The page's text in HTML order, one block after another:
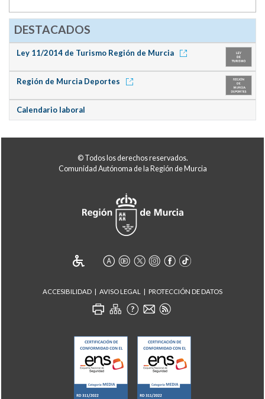
DESTACADOS
Ley 11/2014 de Turismo Región de Murcia
Región de Murcia Deportes
Calendario laboral
© Todos los derechos reservados.
Comunidad Autónoma de la Región de Murcia
ACCESIBILIDAD AVISO LEGAL PROTECCIÓN DE DATOS